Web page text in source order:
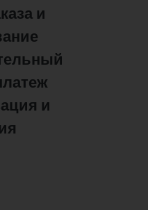
и
и